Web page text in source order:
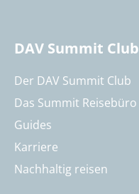
DAV Summit Club
Der DAV Summit Club
Das Summit Reisebüro
Guides
Karriere
Nachhaltig reisen